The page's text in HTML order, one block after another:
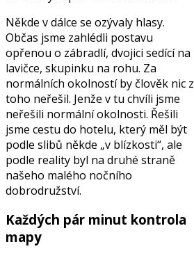
Někde v dálce se ozývaly hlasy.
Občas jsme zahlédli postavu
opřenou o zábradlí, dvojici sedící na
lavičce, skupinku na rohu. Za
normálních okolností by člověk nic z
toho neřešil. Jenže v tu chvíli jsme
neřešili normální okolnosti. Řešili
jsme cestu do hotelu, který měl být
podle slibů někde „v blízkosti“, ale
podle reality byl na druhé straně
našeho malého nočního
dobrodružství.
Každých pár minut kontrola
mapy